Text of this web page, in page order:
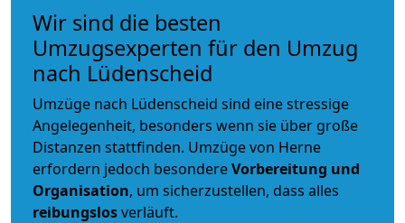
Wir sind die besten
Umzugsexperten für den Umzug
nach Lüdenscheid
Umzüge nach Lüdenscheid sind eine stressige
Angelegenheit, besonders wenn sie über große
Distanzen stattfinden. Umzüge von Herne
erfordern jedoch besondereVorbereitung und
Organisation, um sicherzustellen, dass alles
reibungslosverläuft.